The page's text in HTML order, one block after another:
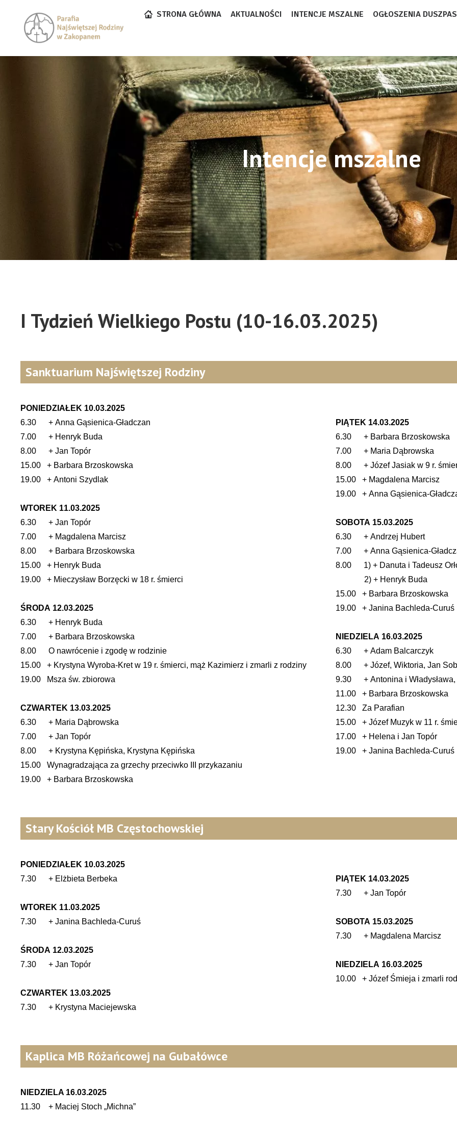
STRONA GŁÓWNA AKTUALNOŚCI INTENCJE MSZALNE OGŁOSZENIA
Intencje mszalne
I Tydzień Wielkiego Postu (10-16.03.2025)
Sanktuarium Najświętszej Rodziny
PONIEDZIAŁEK 10.03.2025
6.30 + Anna Gąsienica-Gładczan
7.00 + Henryk Buda
8.00 + Jan Topór
15.00 + Barbara Brzoskowska
19.00 + Antoni Szydlak
WTOREK 11.03.2025
6.30 + Jan Topór
7.00 + Magdalena Marcisz
8.00 + Barbara Brzoskowska
15.00 + Henryk Buda
19.00 + Mieczysław Borzęcki w 18 r. śmierci
ŚRODA 12.03.2025
6.30 + Henryk Buda
7.00 + Barbara Brzoskowska
8.00 O nawrócenie i zgodę w rodzinie
15.00 + Krystyna Wyroba-Kret w 19 r. śmierci, mąż Kazimierz i zmarli z rodziny
19.00 Msza św. zbiorowa
CZWARTEK 13.03.2025
6.30 + Maria Dąbrowska
7.00 + Jan Topór
8.00 + Krystyna Kępińska, Krystyna Kępińska
15.00 Wynagradzająca za grzechy przeciwko III przykazaniu
19.00 + Barbara Brzoskowska
PIĄTEK 14.03.2025
6.30 + Barbara Brzoskowska
7.00 + Maria Dąbrowska
8.00 + Józef Jasiak w 9 r.
15.00 + Magdalena Marcisz
19.00 + Anna Gąsienica-
SOBOTA 15.03.2025
6.30 + Andrzej Hubert
7.00 + Anna Gąsienica-
8.00 1) + Danuta i Tadeusz
2) + Henryk Buda
15.00 + Barbara Brzoskowska
19.00 + Janina Bachleda-Curuś
NIEDZIELA 16.03.2025
6.30 + Adam Balcarczyk
8.00 + Józef, Wiktoria, Jan
9.30 + Antonina i Władysława,
11.00 + Barbara Brzoskowska
12.30 Za Parafian
15.00 + Józef Muzyk w 11 r.
17.00 + Helena i Jan Topór
19.00 + Janina Bachleda-Curuś
Stary Kościół MB Częstochowskiej
PONIEDZIAŁEK 10.03.2025
7.30 + Elżbieta Berbeka
WTOREK 11.03.2025
7.30 + Janina Bachleda-Curuś
ŚRODA 12.03.2025
7.30 + Jan Topór
CZWARTEK 13.03.2025
7.30 + Krystyna Maciejewska
PIĄTEK 14.03.2025
7.30 + Jan Topór
SOBOTA 15.03.2025
7.30 + Magdalena Marcisz
NIEDZIELA 16.03.2025
10.00 + Józef Śmieja i zmarli
Kaplica MB Różańcowej na Gubałówce
NIEDZIELA 16.03.2025
11.30 + Maciej Stoch „Michna”